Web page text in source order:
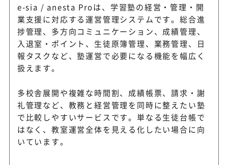
e-sia / anesta Proは、学習塾の経営・管理・開
業支援に対応する運営管理システムです。総合進
捗管理、多方向コミュニケーション、成績管理、
入退室・ポイント、生徒原簿管理、業務管理、日
報タスクなど、塾運営で必要になる機能を幅広く
扱えます。
多校舎展開や複雑な時間割、成績帳票、請求・謝
礼管理など、教務と経営管理を同時に整えたい塾
で比較しやすいサービスです。単なる生徒台帳で
はなく、教室運営全体を見える化したい場合に向
いています。